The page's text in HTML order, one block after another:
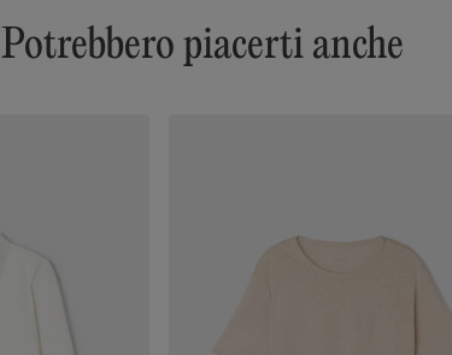
Potrebbero piacerti anche